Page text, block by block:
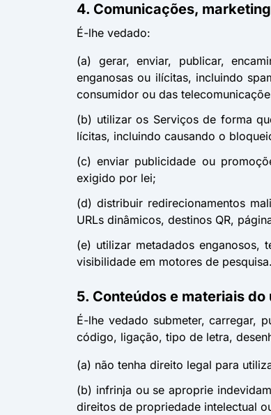
4. Comunicações,
É-lhe vedado:
(a) gerar, enviar, publicar,
enganosas ou ilícitas, incluindo
consumidor ou das
(b) utilizar os Serviços de forma
lícitas, incluindo causando o
(c) enviar publicidade ou
exigido por lei;
(d) distribuir redirecionamentos
URLs dinâmicos, destinos QR,
(e) utilizar metadados enganosos,
visibilidade em motores de pesquisa.
5. Conteúdos e materiais
É-lhe vedado submeter, carregar,
código, ligação, tipo de letra,
(a) não tenha direito legal para
(b) infrinja ou se aproprie
direitos de propriedade intelectual